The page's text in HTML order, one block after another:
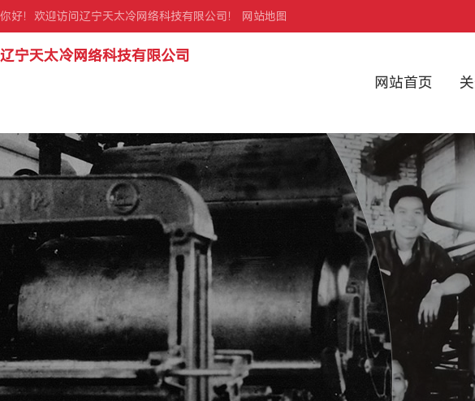
你好！欢迎访问辽宁天太冷网络科技有限公司！ 网站地图
辽宁天太冷网络科技有限公司
网站首页